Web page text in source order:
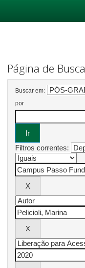
Página de Busca
Buscar em:
por
Filtros correntes: